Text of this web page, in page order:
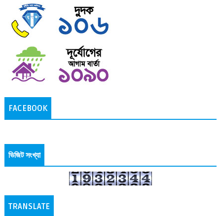
FACEBOOK
ভিজিট সংখ্যা
TRANSLATE